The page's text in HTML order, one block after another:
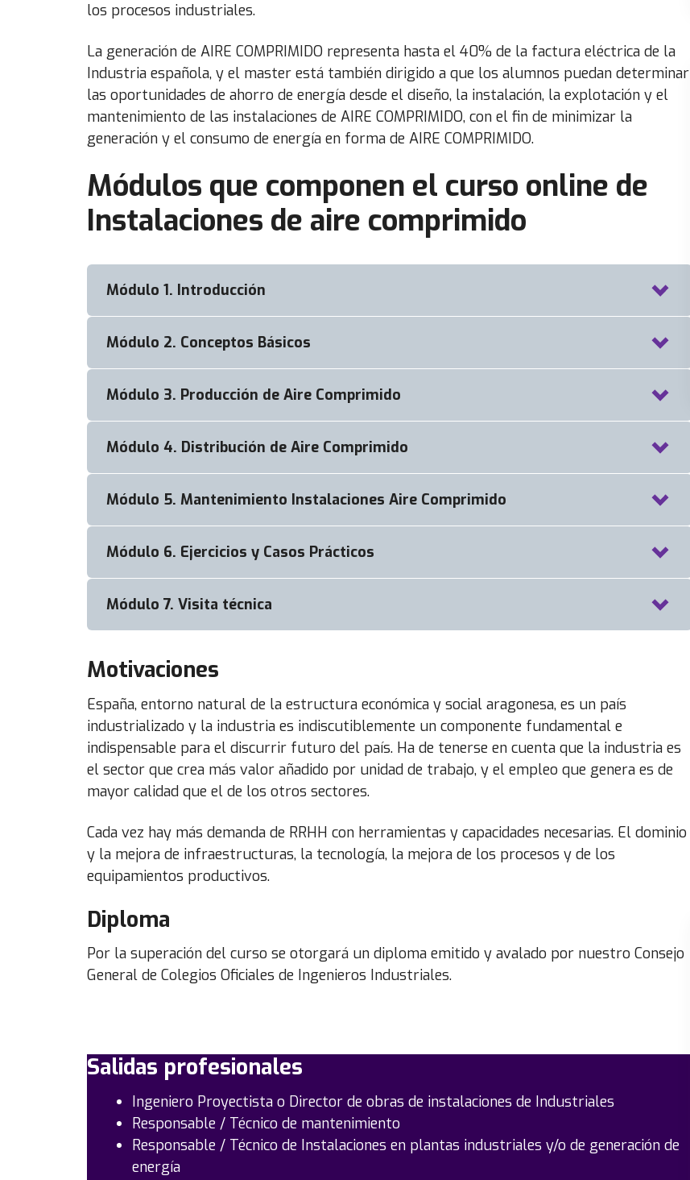
los procesos industriales.
La generación de AIRE COMPRIMIDO representa hasta el 40% de la factura eléctrica de la
Industria española, y el master está también dirigido a que los alumnos puedan determinar
las oportunidades de ahorro de energía desde el diseño, la instalación, la explotación y el
mantenimiento de las instalaciones de AIRE COMPRIMIDO, con el fin de minimizar la
generación y el consumo de energía en forma de AIRE COMPRIMIDO.
Módulos que componen el curso online de
Instalaciones de aire comprimido
Módulo 1. Introducción
Introducción
Módulo 2. Conceptos Básicos
2.1. Unidades Físicas
2.2. Aire
Módulo 3. Producción de Aire Comprimido
3.1. Cantidad / Producción de Aire Comprimido
3.2. Calidad de Aire Comprimido (Tratamiento del Aire)
3.4. La Sala de Compresores
3.6. Ahorro de energía
3.7. Recuperación/Aprovechamiento de la energía consumida
Módulo 4. Distribución de Aire Comprimido
4.1. Generalidades
4.2. Materiales usados en la actualidad
4.4. Dimensionado de instalaciones
Módulo 5. Mantenimiento Instalaciones Aire Comprimido
5.1. Generalidades
5.2. Mantenimiento Técnico
Módulo 6. Ejercicios y Casos Prácticos
Ejercicios y Casos Prácticos
Módulo 7. Visita técnica
Sala de Compresores BSH ELECTRODOMESTICOS ESPAÑA, S.A.
Motivaciones
España, entorno natural de la estructura económica y social aragonesa, es un país
industrializado y la industria es indiscutiblemente un componente fundamental e
indispensable para el discurrir futuro del país. Ha de tenerse en cuenta que la industria es
el sector que crea más valor añadido por unidad de trabajo, y el empleo que genera es de
mayor calidad que el de los otros sectores.
Cada vez hay más demanda de RRHH con herramientas y capacidades necesarias. El dominio
y la mejora de infraestructuras, la tecnología, la mejora de los procesos y de los
equipamientos productivos.
Diploma
Por la superación del curso se otorgará un diploma emitido y avalado por nuestro Consejo
General de Colegios Oficiales de Ingenieros Industriales.
Salidas profesionales
Ingeniero Proyectista o Director de obras de instalaciones de Industriales
Responsable / Técnico de mantenimiento
Responsable / Técnico de Instalaciones en plantas industriales y/o de generación de
energía